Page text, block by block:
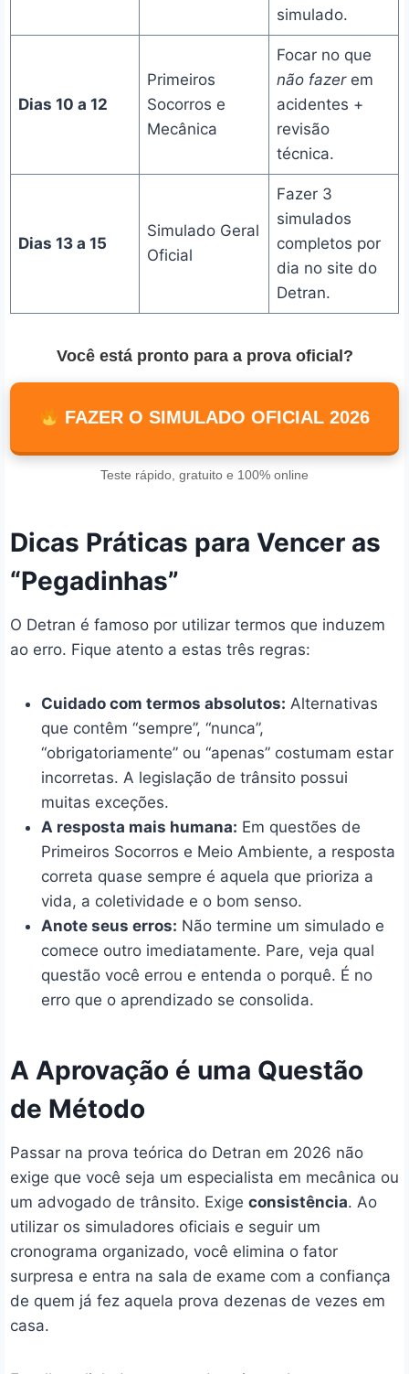
simulado.
Dias 10 a 12
Primeiros
Socorros e
Mecânica
Focar no que
não fazerem
acidentes +
revisão
técnica.
Dias 13 a 15
Simulado Geral
Oficial
Fazer 3
simulados
completos por
dia no site do
Detran.
Você está pronto para a prova oficial?
FAZER O SIMULADO OFICIAL 2026
Teste rápido, gratuito e 100% online
Dicas Práticas para Vencer as
“Pegadinhas”
O Detran é famoso por utilizar termos que induzem
ao erro. Fique atento a estas três regras:
Cuidado com termos absolutos: Alternativas
que contêm “sempre”, “nunca”,
“obrigatoriamente” ou “apenas” costumam estar
incorretas. A legislação de trânsito possui
muitas exceções.
A resposta mais humana: Em questões de
Primeiros Socorros e Meio Ambiente, a resposta
correta quase sempre é aquela que prioriza a
vida, a coletividade e o bom senso.
Anote seus erros: Não termine um simulado e
comece outro imediatamente. Pare, veja qual
questão você errou e entenda o porquê. É no
erro que o aprendizado se consolida.
A Aprovação é uma Questão
de Método
Passar na prova teórica do Detran em 2026 não
exige que você seja um especialista em mecânica ou
um advogado de trânsito. Exige consistência. Ao
utilizar os simuladores oficiais e seguir um
cronograma organizado, você elimina o fator
surpresa e entra na sala de exame com a confiança
de quem já fez aquela prova dezenas de vezes em
casa.